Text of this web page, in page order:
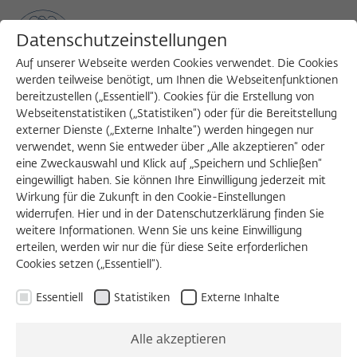
MENU
Search
1992/1993
Wolfgang Schluchter, Dr. rer.
pol.
Professor der Soziologie
Ruprecht-Karls-Universität Heidelberg
Datenschutzeinstellungen
Auf unserer Webseite werden Cookies verwendet. Die Cookies
werden teilweise benötigt, um Ihnen die Webseitenfunktionen
bereitzustellen („Essentiell“). Cookies für die Erstellung von
Webseitenstatistiken („Statistiken“) oder für die Bereitstellung
externer Dienste („Externe Inhalte“) werden hingegen nur
verwendet, wenn Sie entweder über „Alle akzeptieren“ oder
eine Zweckauswahl und Klick auf „Speichern und Schließen“
eingewilligt haben. Sie können Ihre Einwilligung jederzeit mit
Wirkung für die Zukunft in den Cookie-Einstellungen
widerrufen. Hier und in der Datenschutzerklärung finden Sie
weitere Informationen. Wenn Sie uns keine Einwilligung
erteilen, werden wir nur die für diese Seite erforderlichen
Cookies setzen („Essentiell“).
Essentiell Statistiken Externe Inhalte
Alle akzeptieren